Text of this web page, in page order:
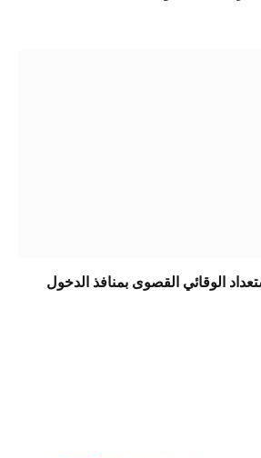
الوقائي القصوى بمنافذ الدخول